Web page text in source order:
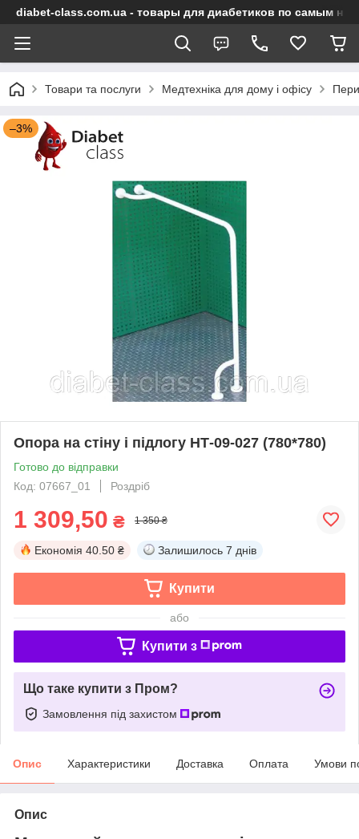
diabet-class.com.ua - товары для диабетиков по самым
Товари та послуги Медтехніка для дому і офісу
–3%
Опора на стіну і підлогу НТ-09-027 (780*780)
Готово до відправки
Код: 07667_01
Роздріб
1 309,50 ₴ 1 350 ₴
Економія 40.50 ₴ Залишилось 7 днів
Купити
або
Купити з
Що таке купити з Пром?
Замовлення під захистом
Опис Характеристики Доставка Оплата Умови
Опис